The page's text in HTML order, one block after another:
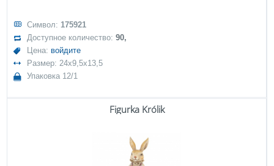
Символ: 175921
Доступное количество:90,
Цена: войдите
Размер: 24x9,5x13,5
Упаковка 12/1
Figurka Królik